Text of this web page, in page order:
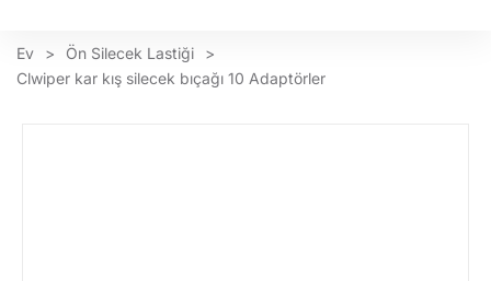
Ev > Ön Silecek Lastiği
>
Clwiper kar kış silecek bıçağı 10 Adaptörler